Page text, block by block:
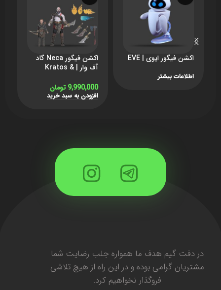
اکشن فیگور ایوی | EVE
اطلاعات بیشتر
اکشن فیگور Neca گاد
آف وار | Kratos &
9,990,000 تومان
افزودن به سبد خرید
در دفت گیم هدف ما همواره جلب رضایت شما
مشتریان گرامی بوده و در این راه از هیچ تلاشی
فروگذار نخواهیم کرد.